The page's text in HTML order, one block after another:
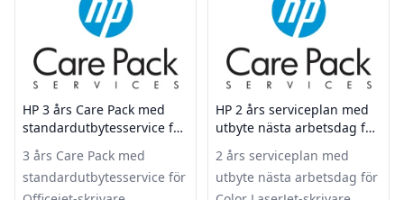
HP 3 års Care Pack med
standardutbytesservice för
Officejet-skrivare
3 års Care Pack med
standardutbytesservice för
HP 2 års serviceplan med
utbyte nästa arbetsdag för
Color LaserJet-skrivare
2 års serviceplan med
utbyte nästa arbetsdag för